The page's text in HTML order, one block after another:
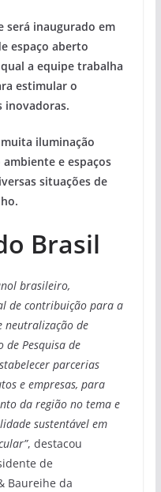
será inaugurado em
espaço aberto
a equipe trabalha
estimular o
inovadoras.
iluminação
e espaços
situações de
Brasil
brasileiro,
de contribuição para a
neutralização de
de Pesquisa de
parcerias
e empresas, para
da região no tema e
sustentável em
, destacou
de
Baureihe da